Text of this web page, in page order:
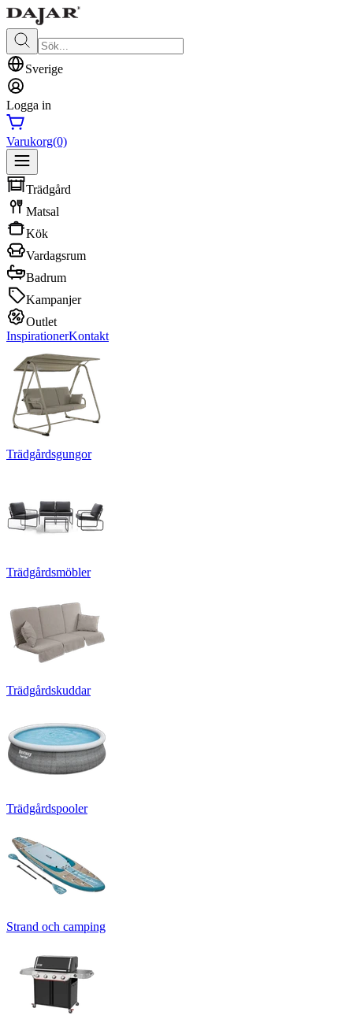
Sverige
Logga in
Varukorg(0)
Trädgård
Matsal
Kök
Vardagsrum
Badrum
Kampanjer
Outlet
InspirationerKontakt
Trädgårdsgungor
Trädgårdsmöbler
Trädgårdskuddar
Trädgårdspooler
Strand och camping